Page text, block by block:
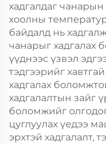
хадгалдаг
хоолны
байдалд нь
чанарыг хадгалах
үүднээс үзвэл
тэдгээрийг
хадгалах
хадгалалтын зайг
боломжийг
цуглуулах үедээ
эрхтэй хадгалалт,